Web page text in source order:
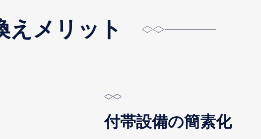
えメリット
付帯設備の簡素化